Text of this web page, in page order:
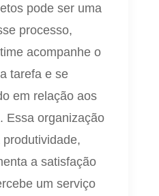
pode ser uma
processo,
acompanhe o
tarefa e se
em relação aos
Essa organização
a satisfação
um serviço